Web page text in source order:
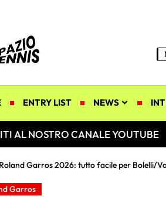
ENTRY LIST NEWS
AL NOSTRO CANALE YOUTUBE
Roland Garros 2026: tutto facile per Bolelli/
Garros